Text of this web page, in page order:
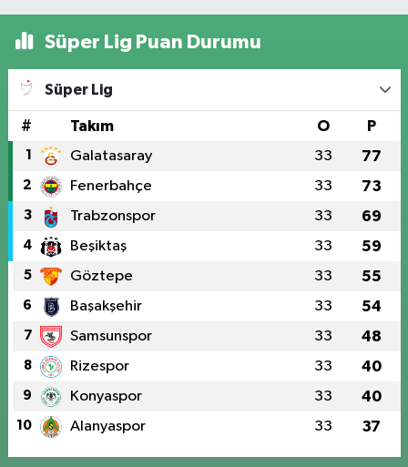
Süper Lig Puan Durumu
Süper Lig
# Takım O P
1 Galatasaray 33 77
2 Fenerbahçe 33 73
3 Trabzonspor 33 69
4 Beşiktaş 33 59
5 Göztepe 33 55
6 Başakşehir 33 54
7 Samsunspor 33 48
8 Rizespor 33 40
9 Konyaspor 33 40
10 Alanyaspor 33 37